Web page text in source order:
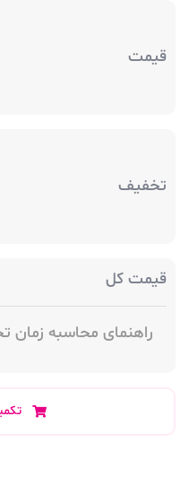
قیمت
تخفیف
قیمت کل
راهنمای محاسبه زمان